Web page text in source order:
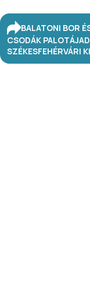
BALATONI BOR
CSODÁK PALOTÁJA
SZÉKESFEHÉRVÁRI